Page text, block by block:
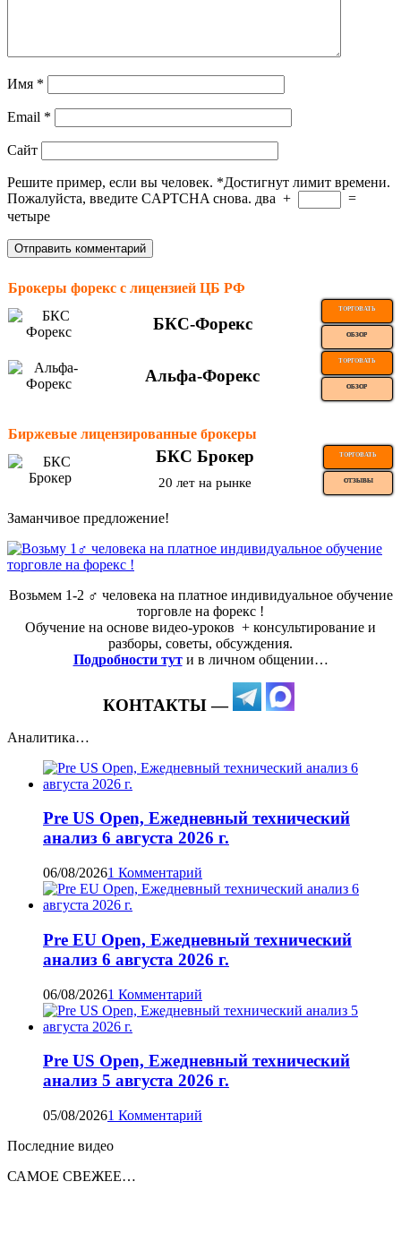
Имя *
Email *
Сайт
Решите пример, если вы человек. *Достигнут лимит времени.
Пожалуйста, введите CAPTCHA снова. два +
=
четыре
Брокеры форекс с лицензией ЦБ РФ
БКС-Форекс
ТОРГОВАТЬ
ОБЗОР
Альфа-Форекс
ТОРГОВАТЬ
ОБЗОР
Биржевые лицензированные брокеры
БКС Брокер ТОРГОВАТЬ
20 лет на рынке ОТЗЫВЫ
Заманчивое предложение!
Возьмем 1-2 ‍♂️ человека на платное индивидуальное обучение
торговле на форекс !
Обучение на основе видео-уроков ️ + консультирование и
разборы, советы, обсуждения.
Подробности тут и в личном общении…
КОНТАКТЫ —
Аналитика…
Pre US Open, Ежедневный технический
анализ 6 августа 2026 г.
06/08/20261 Комментарий
Pre EU Open, Ежедневный технический
анализ 6 августа 2026 г.
06/08/20261 Комментарий
Pre US Open, Ежедневный технический
анализ 5 августа 2026 г.
05/08/20261 Комментарий
Последние видео
САМОЕ СВЕЖЕЕ…